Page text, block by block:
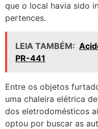
que o local havia sido
pertences.
LEIA TAMBÉM:
PR-441
Entre os objetos
uma chaleira elétrica
dos eletrodomésticos
optou por buscar as